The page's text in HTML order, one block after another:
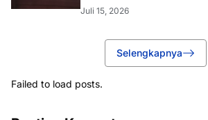
Juli 15, 2026
Selengkapnya
Failed to load posts.